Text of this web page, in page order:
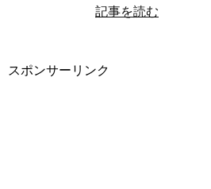
記事を読む
スポンサーリンク